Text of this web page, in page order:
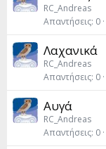
RC_Andreas
Απαντήσεις 0
Λαχανικά
RC_Andreas
Απαντήσεις 0
Αυγά
RC_Andreas
Απαντήσεις 0